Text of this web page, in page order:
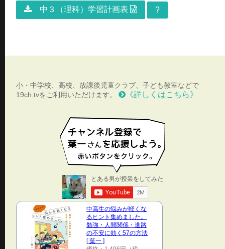
中３（理科）学習計画表 ?
小・中学校、高校、放課後児童クラブ、子ども教室などで
19ch.tvをご利用いただけます。
《詳しくはこちら》
中高生の悩みが軽くな
るヒント集めました。
勉強・人間関係・進路
の不安に効く57の方法
[ 葉一 ]